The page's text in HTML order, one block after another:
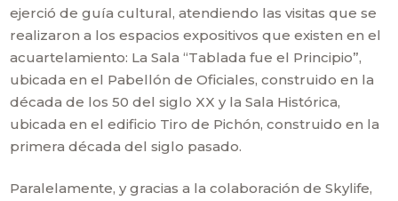
ejerció de guía cultural, atendiendo las visitas que se
realizaron a los espacios expositivos que existen en el
acuartelamiento: La Sala “Tablada fue el Principio”,
ubicada en el Pabellón de Oficiales, construido en la
década de los 50 del siglo XX y la Sala Histórica,
ubicada en el edificio Tiro de Pichón, construido en la
primera década del siglo pasado.
Paralelamente, y gracias a la colaboración de Skylife,